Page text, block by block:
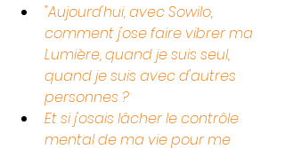
"Aujourd'hui, avec Sowilo,
comment j'ose faire vibrer ma
Lumière, quand je suis seul,
quand je suis avec d'autres
personnes ?
Et si j'osais lâcher le contrôle
mental de ma vie pour me